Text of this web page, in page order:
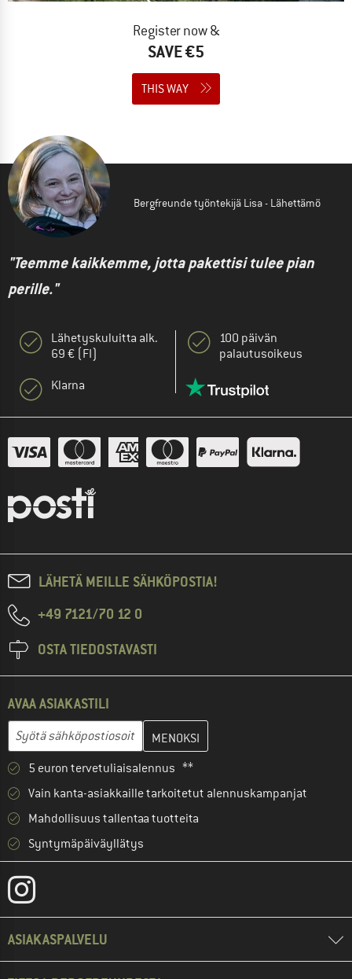
Register now &
SAVE €5
THIS WAY
Bergfreunde työntekijä Lisa - Lähettämö
"Teemme kaikkemme, jotta pakettisi tulee pian
perille."
Lähetyskuluitta alk.
69 € (FI)
Klarna
100 päivän
palautusoikeus
LÄHETÄ MEILLE SÄHKÖPOSTIA!
+49 7121/70 12 0
OSTA TIEDOSTAVASTI
AVAA ASIAKASTILI
Sähköpostiosoite
Anna sähköpostiosoitteesi ja luo seuraavassa vaiheessa
5 euron tervetuliaisalennus **
Vain kanta-asiakkaille tarkoitetut alennuskampanjat
Mahdollisuus tallentaa tuotteita
Syntymäpäiväyllätys
ASIAKASPALVELU